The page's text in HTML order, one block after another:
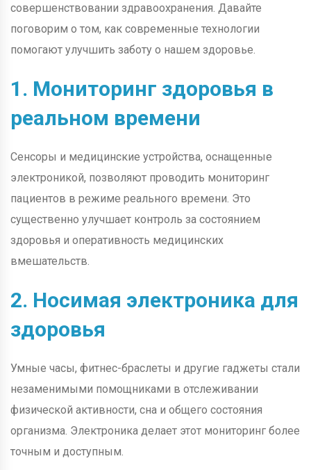
совершенствовании здравоохранения. Давайте
поговорим о том, как современные технологии
помогают улучшить заботу о нашем здоровье.
1. Мониторинг здоровья в
реальном времени
Сенсоры и медицинские устройства, оснащенные
электроникой, позволяют проводить мониторинг
пациентов в режиме реального времени. Это
существенно улучшает контроль за состоянием
здоровья и оперативность медицинских
вмешательств.
2. Носимая электроника для
здоровья
Умные часы, фитнес-браслеты и другие гаджеты стали
незаменимыми помощниками в отслеживании
физической активности, сна и общего состояния
организма. Электроника делает этот мониторинг более
точным и доступным.